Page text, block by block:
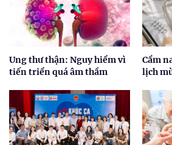
Ung thư thận: Nguy hiểm vì
tiến triển quá âm thầm
Cẩm
lịch